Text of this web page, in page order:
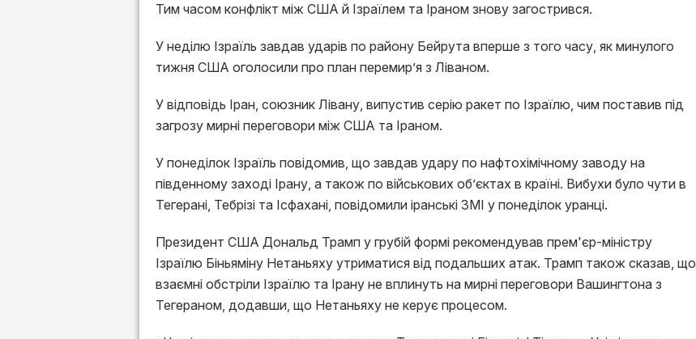
Тим часом конфлікт між США й Ізраїлем та Іраном знову загострився.
У неділю Ізраїль завдав ударів по району Бейрута вперше з того часу, як минулого
тижня США оголосили про план перемир’я з Ліваном.
У відповідь Іран, союзник Лівану, випустив серію ракет по Ізраїлю, чим поставив під
загрозу мирні переговори між США та Іраном.
У понеділок Ізраїль повідомив, що завдав удару по нафтохімічному заводу на
південному заході Ірану, а також по військових об’єктах в країні. Вибухи було чути в
Тегерані, Тебрізі та Ісфахані, повідомили іранські ЗМІ у понеділок уранці.
Президент США Дональд Трамп у грубій формі рекомендував прем'єр-міністру
Ізраїлю Біньяміну Нетаньяху утриматися від подальших атак. Трамп також сказав, що
взаємні обстріли Ізраїлю та Ірану не вплинуть на мирні переговори Вашингтона з
Тегераном, додавши, що Нетаньяху не керує процесом.